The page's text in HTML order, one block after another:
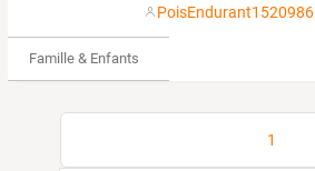
PoisEndurant1520986
Famille & Enfants
1